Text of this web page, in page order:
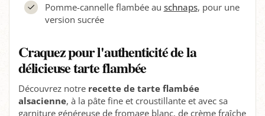
Pomme-cannelle flambée au schnaps, pour une
version sucrée
Craquez pour l'authenticité de la
délicieuse tarte flambée
Découvrez notre recette de tarte flambée
alsacienne, à la pâte fine et croustillante et avec sa
garniture généreuse de fromage blanc, de crème fraîche